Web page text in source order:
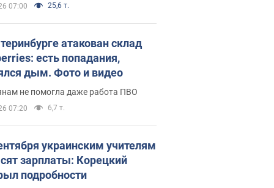
07:00 25,6 т.
атакован склад
есть попадания,
дым. Фото и видео
не помогла даже работа ПВО
07:20 6,7 т.
украинским учителям
зарплаты: Корецкий
подробности